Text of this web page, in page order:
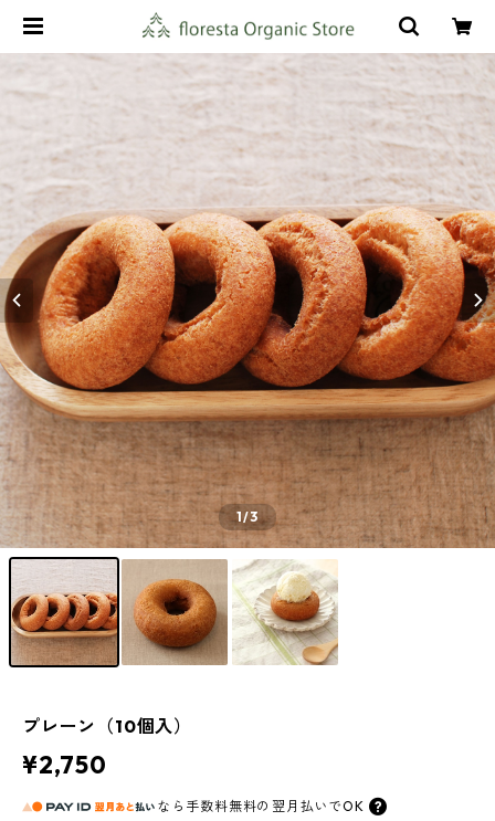
1/3
プレーン（10個入）
¥2,750
なら 手数料無料の 翌月払いでOK